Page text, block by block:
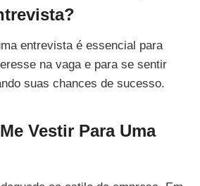
entrevista é essencial para
na vaga e para se sentir
suas chances de sucesso.
Vestir Para Uma